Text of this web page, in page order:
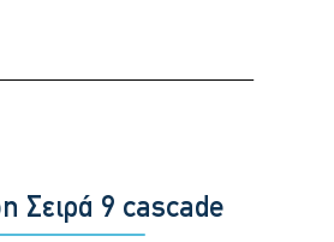
Σειρά 9 cascade